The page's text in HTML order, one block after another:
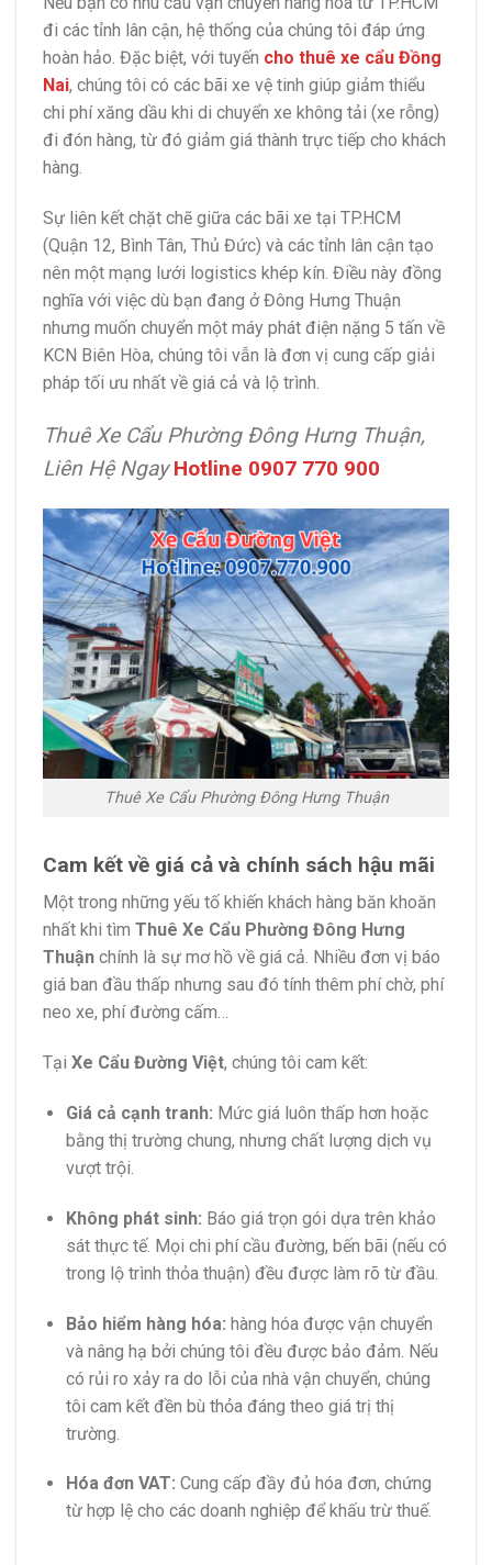
đi các tỉnh lân cận, hệ thống của chúng tôi đáp ứng
hoàn hảo. Đặc biệt, với tuyến cho thuê xe cẩu Đồng
Nai, chúng tôi có các bãi xe vệ tinh giúp giảm thiểu
chi phí xăng dầu khi di chuyển xe không tải (xe rỗng)
đi đón hàng, từ đó giảm giá thành trực tiếp cho khách
hàng.
Sự liên kết chặt chẽ giữa các bãi xe tại TP.HCM
(Quận 12, Bình Tân, Thủ Đức) và các tỉnh lân cận tạo
nên một mạng lưới logistics khép kín. Điều này đồng
nghĩa với việc dù bạn đang ở Đông Hưng Thuận
nhưng muốn chuyển một máy phát điện nặng 5 tấn về
KCN Biên Hòa, chúng tôi vẫn là đơn vị cung cấp giải
pháp tối ưu nhất về giá cả và lộ trình.
Thuê Xe Cẩu Phường Đông Hưng Thuận,
Liên Hệ Ngay Hotline 0907 770 900
Thuê Xe Cẩu Phường Đông Hưng Thuận
Cam kết về giá cả và chính sách hậu mãi
Một trong những yếu tố khiến khách hàng băn khoăn
nhất khi tìm Thuê Xe Cẩu Phường Đông Hưng
Thuận chính là sự mơ hồ về giá cả. Nhiều đơn vị báo
giá ban đầu thấp nhưng sau đó tính thêm phí chờ, phí
neo xe, phí đường cấm…
Tại Xe Cẩu Đường Việt, chúng tôi cam kết:
Giá cả cạnh tranh: Mức giá luôn thấp hơn hoặc
bằng thị trường chung, nhưng chất lượng dịch vụ
vượt trội.
Không phát sinh: Báo giá trọn gói dựa trên khảo
sát thực tế. Mọi chi phí cầu đường, bến bãi (nếu có
trong lộ trình thỏa thuận) đều được làm rõ từ đầu.
Bảo hiểm hàng hóa: hàng hóa được vận chuyển
và nâng hạ bởi chúng tôi đều được bảo đảm. Nếu
có rủi ro xảy ra do lỗi của nhà vận chuyển, chúng
tôi cam kết đền bù thỏa đáng theo giá trị thị
trường.
Hóa đơn VAT: Cung cấp đầy đủ hóa đơn, chứng
từ hợp lệ cho các doanh nghiệp để khấu trừ thuế.